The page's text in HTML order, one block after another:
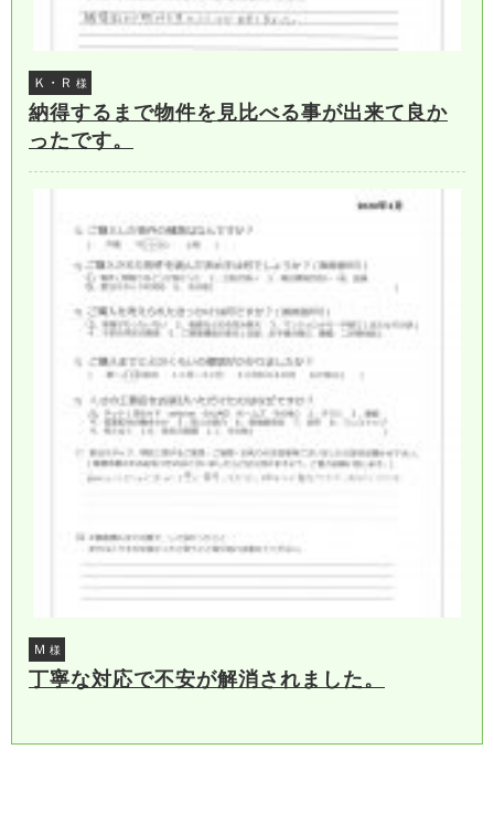
Ｋ・Ｒ 様
納得するまで物件を見比べる事が出来て良か
ったです。
Ｍ 様
丁寧な対応で不安が解消されました。